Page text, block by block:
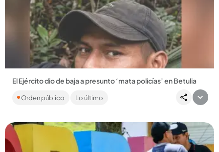
Compartir Noticia
El Ejército dio de baja a presunto ‘mata policías’ en Betulia
murió junto a sus cuidadores en combates entre el grupo
Orden público Lo último